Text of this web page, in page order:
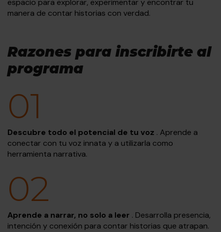
espacio para explorar, experimentar y encontrar tu
manera de contar historias con verdad.
Razones para inscribirte al
programa
01
Descubre todo el potencial de tu voz . Aprende a
conectar con tu voz innata y a utilizarla como
herramienta narrativa.
02
Aprende a narrar, no solo a leer . Desarrolla presencia,
intención y conexión para contar historias que atrapan.